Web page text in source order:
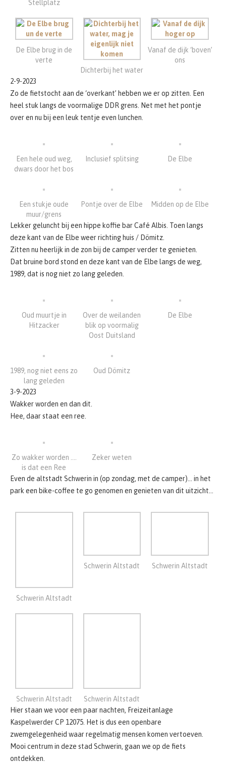
Stellplatz
De Elbe brug in de
verte
Dichterbij het water
Vanaf de dijk ‘boven’
ons
2-9-2023
Zo de fietstocht aan de ‘overkant’ hebben we er op zitten. Een
heel stuk langs de voormalige DDR grens. Net met het pontje
over en nu bij een leuk tentje even lunchen.
Een hele oud weg,
dwars door het bos
Inclusief splitsing De Elbe
Een stukje oude
muur/grens
Pontje over de Elbe Midden op de Elbe
Lekker geluncht bij een hippe koffie bar Café Albis. Toen langs
deze kant van de Elbe weer richting huis / Dömitz.
Zitten nu heerlijk in de zon bij de camper verder te genieten.
Dat bruine bord stond en deze kant van de Elbe langs de weg,
1989, dat is nog niet zo lang geleden.
Oud muurtje in
Hitzacker
Over de weilanden
blik op voormalig
Oost Duitsland
De Elbe
1989, nog niet eens zo
lang geleden
Oud Dömitz
3-9-2023
Wakker worden en dan dit.
Hee, daar staat een ree.
Zo wakker worden ….
is dat een Ree
Zeker weten
Even de altstadt Schwerin in (op zondag, met de camper)… in het
park een bike-coffee te go genomen en genieten van dit uitzicht…
Schwerin Altstadt